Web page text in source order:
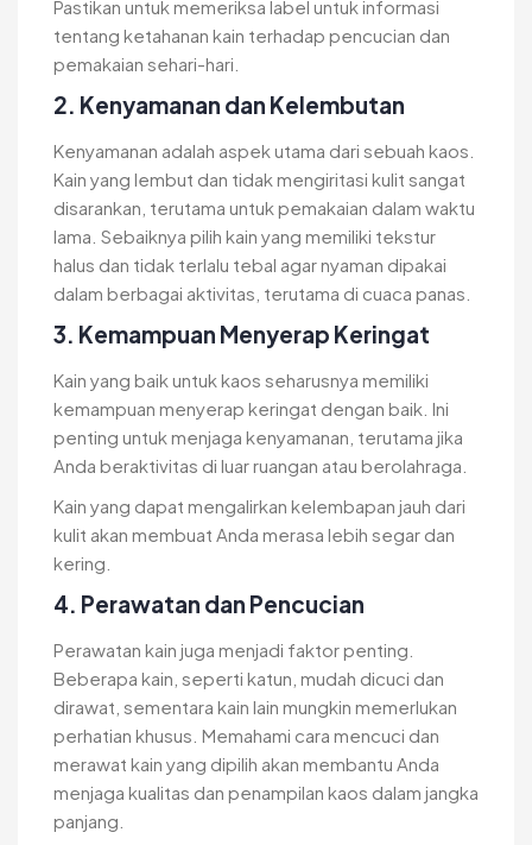
Pastikan untuk memeriksa label untuk informasi
tentang ketahanan kain terhadap pencucian dan
pemakaian sehari-hari.
2. Kenyamanan dan Kelembutan
Kenyamanan adalah aspek utama dari sebuah kaos.
Kain yang lembut dan tidak mengiritasi kulit sangat
disarankan, terutama untuk pemakaian dalam waktu
lama. Sebaiknya pilih kain yang memiliki tekstur
halus dan tidak terlalu tebal agar nyaman dipakai
dalam berbagai aktivitas, terutama di cuaca panas.
3. Kemampuan Menyerap Keringat
Kain yang baik untuk kaos seharusnya memiliki
kemampuan menyerap keringat dengan baik. Ini
penting untuk menjaga kenyamanan, terutama jika
Anda beraktivitas di luar ruangan atau berolahraga.
Kain yang dapat mengalirkan kelembapan jauh dari
kulit akan membuat Anda merasa lebih segar dan
kering.
4. Perawatan dan Pencucian
Perawatan kain juga menjadi faktor penting.
Beberapa kain, seperti katun, mudah dicuci dan
dirawat, sementara kain lain mungkin memerlukan
perhatian khusus. Memahami cara mencuci dan
merawat kain yang dipilih akan membantu Anda
menjaga kualitas dan penampilan kaos dalam jangka
panjang.